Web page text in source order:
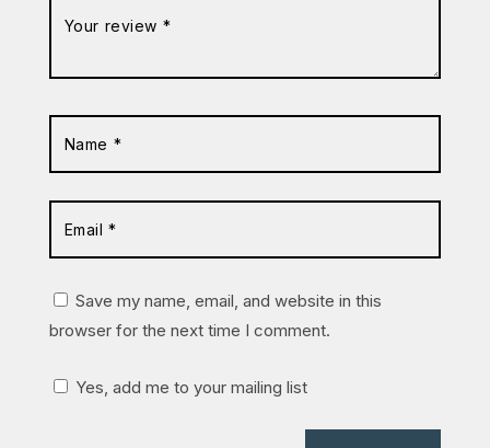
Save my name, email, and website in this
browser for the next time I comment.
Yes, add me to your mailing list